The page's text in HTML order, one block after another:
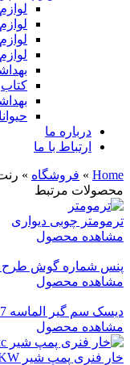
کتاب
درباره ما
ارتباط با ما
Home
» فروشگاه »
محصولات مرتبط
ترمومتر چوبی دیواری
مشاهده محصول
پنس شماره گوش طرح
مشاهده محصول
دیسک سم گیر الماسه 7 تیغه
مشاهده محصول
خار فنری پمپ شیر 0.55KW روندی دلاوال